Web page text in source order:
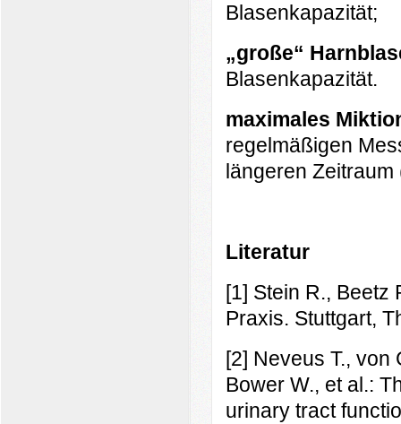
Blasenkapazität;
„große“
Blasenkapazität.
maximales
regelmäßigen
längeren
Literatur
[1] Stein R., Beetz
Praxis. Stuttgart,
[2] Neveus T., von
Bower W., et al.:
urinary tract